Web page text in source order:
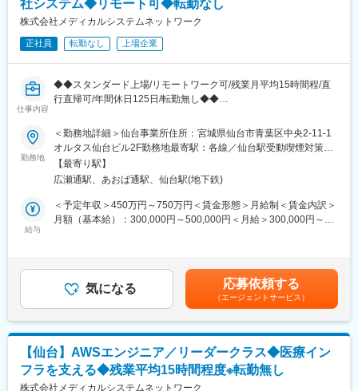
変更の範囲：会社の定める業務
■業務の特徴と魅力：
営業所に縛られず直行直帰でのセルフ・マネジメントの働き方に
なります。
各営業にはテリトリーがアサインされますので、各自でテリトリ
ー戦略を立案して営業活動を行っていただきます。歯科医師や歯
科技工士に対して、専門性の高い商材でのコンサルティング型・
提案型の営業をしたいという方には魅力的な仕事です。
■製品の特徴：
ップを提供しています。多彩なインプラント製品ラインアップ
と、豊富なエビデンスに裏付けられたユニークなポジショニング
で圧倒的な知名力を誇り、日本におけるさらなるシェア拡大をめ
目指しています。他業界からの出身者も数多く活躍していますの
す。
■当社の特徴：
ンパニーであるデンツプライシロナの総合的なソリューション製
品には、消耗品、装置、テクノロジー、専門製品におよぶ主要な
製品ブランドがあります。
変更の範囲：会社の定める業務
社システム◆リモート可◆転勤なし
株式会社メディカルシステムネットワーク
正社員 転勤なし 上場企業
仕事内容
◆◆スタンダード上場/リモートワーク可/残業月平均15時間程/直
行直帰可/年間休日125日/転勤無し◆◆
調剤薬局“なの花薬局”を全国に展開している当社。調剤薬局に対し
て、医薬品の在庫管理システム拡販のために新組織を立ち上げま
した。新システム拡販のため営業メンバーを募集いたします。
■業務内容
自社サービスである医薬品の在庫管理システム「LINCLE」
（https://msnw-lincle.jp/）の新規導入の提案営業をお任せいたしま
受注件数が個人目標として課されますが、立ち上げフェーズのサ
ービスであるため、数字だけではなく定性面を含めた評価となり
事業拡大を見据えた組織増強のための募集となります。カスタマ
ーサポート等、他チームメンバーと連携しながら、業務を進めて
いただきます。
勤務地
＜勤務地詳細＞仙台事業所住所：宮城県仙台市青葉区中央2-11-1
オルタス仙台ビル2F勤務地最寄駅：各線／仙台駅受動喫煙対策：
屋内全面禁煙変更の範囲：会社の定める事業所（リモートワーク
含む）
【最寄り駅】
広瀬通駅、あおば通駅、仙台駅(地下鉄)
給与
＜予定年収＞450万円～750万円＜賃金形態＞月給制＜賃金内訳＞
月額（基本給）：300,000円～500,000円＜月給＞300,000円～
も目安の金額であり、選考を通じて上下する可能性があります。
月給(月額)は固定手当を含めた表記です。
気になる 応募依頼する
（エージェントサービス）
【仙台】AWSエンジニア／リーダークラス◆医療イン
フラを支える◆残業平均15時間程度※転勤無し
株式会社メディカルシステムネットワーク